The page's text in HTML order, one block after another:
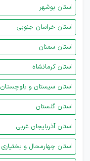
استان بوشهر
استان خراسان جنوبی
استان سمنان
استان کرمانشاه
استان سیستان و بلوچستان
استان گلستان
استان آذربایجان غربی
استان چهارمحال و بختیاری